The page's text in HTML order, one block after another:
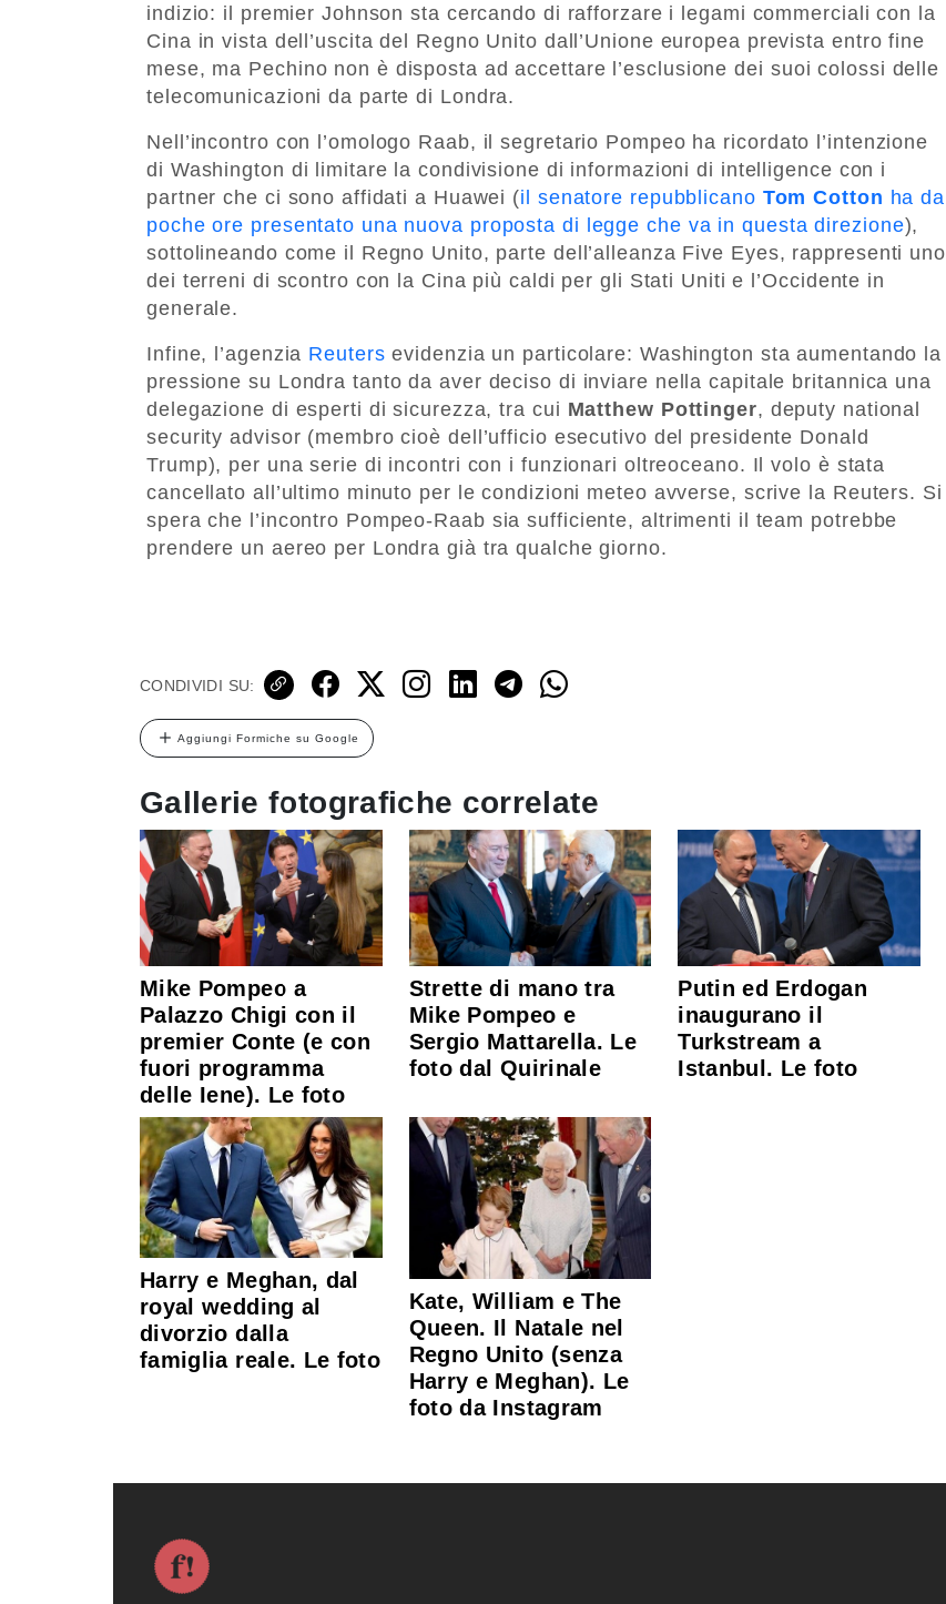
indizio: il premier Johnson sta cercando di rafforzare i legami commerciali con la
Cina in vista dell’uscita del Regno Unito dall’Unione europea prevista entro fine
mese, ma Pechino non è disposta ad accettare l’esclusione dei suoi colossi delle
telecomunicazioni da parte di Londra.
Nell’incontro con l’omologo Raab, il segretario Pompeo ha ricordato l’intenzione
di Washington di limitare la condivisione di informazioni di intelligence con i
partner che ci sono affidati a Huawei (il senatore repubblicano Tom Cotton ha da
poche ore presentato una nuova proposta di legge che va in questa direzione),
sottolineando come il Regno Unito, parte dell’alleanza Five Eyes, rappresenti uno
dei terreni di scontro con la Cina più caldi per gli Stati Uniti e l’Occidente in
generale.
Infine, l’agenzia Reutersevidenzia un particolare: Washington sta aumentando la
pressione su Londra tanto da aver deciso di inviare nella capitale britannica una
delegazione di esperti di sicurezza, tra cui Matthew Pottinger, deputy national
security advisor (membro cioè dell’ufficio esecutivo del presidente Donald
Trump), per una serie di incontri con i funzionari oltreoceano. Il volo è stata
cancellato all’ultimo minuto per le condizioni meteo avverse, scrive la Reuters. Si
spera che l’incontro Pompeo-Raab sia sufficiente, altrimenti il team potrebbe
prendere un aereo per Londra già tra qualche giorno.
CONDIVIDI SU:
Aggiungi Formiche su Google
Gallerie fotografiche correlate
Mike Pompeo a
Palazzo Chigi con il
premier Conte (e con
fuori programma
delle Iene). Le foto
Strette di mano tra
Mike Pompeo e
Sergio Mattarella. Le
foto dal Quirinale
Putin ed Erdogan
inaugurano il
Turkstream a
Istanbul. Le foto
Harry e Meghan, dal
royal wedding al
divorzio dalla
famiglia reale. Le foto
Kate, William e The
Queen. Il Natale nel
Regno Unito (senza
Harry e Meghan). Le
foto da Instagram